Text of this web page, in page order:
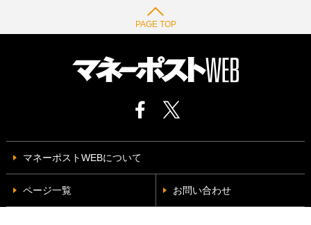
PAGE TOP
マネーポストWEBについて
ページ一覧 お問い合わせ